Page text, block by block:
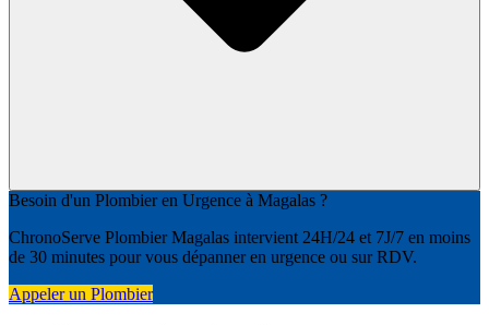
Besoin d'un Plombier en Urgence à Magalas ?
ChronoServe Plombier Magalas intervient 24H/24 et 7J/7 en moins
de 30 minutes pour vous dépanner en urgence ou sur RDV.
Appeler un Plombier